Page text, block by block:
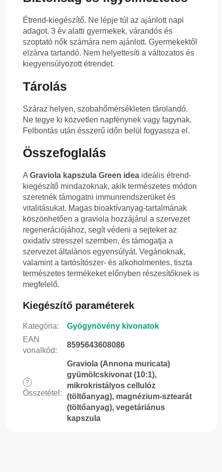
Étrend-kiegészítő. Ne lépje túl az ajánlott napi
adagot. 3 év alatti gyermekek, várandós és
szoptató nők számára nem ajánlott. Gyermekektől
elzárva tartandó. Nem helyettesíti a változatos és
kiegyensúlyozott étrendet.
Tárolás
Száraz helyen, szobahőmérsékleten tárolandó.
Ne tegye ki közvetlen napfénynek vagy fagynak.
Felbontás után ésszerű időn belül fogyassza el.
Összefoglalás
A Graviola kapszula Green idea ideális étrend-
kiegészítő mindazoknak, akik természetes módon
szeretnék támogatni immunrendszerüket és
vitalitásukat. Magas bioaktívanyag-tartalmának
köszönhetően a graviola hozzájárul a szervezet
regenerációjához, segít védeni a sejteket az
oxidatív stresszel szemben, és támogatja a
szervezet általános egyensúlyát. Vegánoknak,
valamint a tartósítószer- és alkoholmentes, tiszta
természetes termékeket előnyben részesítőknek is
megfelelő.
Kiegészítő paraméterek
Kategória:
Gyógynövény kivonatok
EAN
vonalkód:
8595643608086
?
Összetétel :
Graviola (Annona muricata)
gyümölcskivonat (10:1),
mikrokristályos cellulóz
(töltőanyag), magnézium-sztearát
(töltőanyag), vegetáriánus
kapszula